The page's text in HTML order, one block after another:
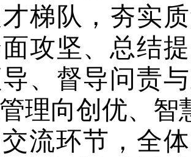
梯队，夯实
攻坚、总结
、督导问责
理向创优、智
流环节，全